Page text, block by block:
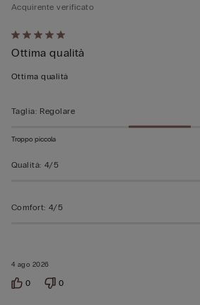
Valutato
5
su
4 ago 2026
Acquirente verificato
Ottima qualità
Ottima qualità
Taglia: Regolare
Troppo piccola
Qualità: 4/5
Comfort: 4/5
0 0